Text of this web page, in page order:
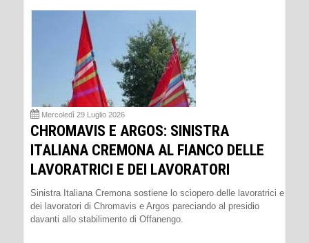
Mercoledì 29 Luglio 2026
CHROMAVIS E ARGOS: SINISTRA
ITALIANA CREMONA AL FIANCO DELLE
LAVORATRICI E DEI LAVORATORI
Sinistra Italiana Cremona sostiene lo sciopero delle lavoratrici e
dei lavoratori di Chromavis e Argos pareciando al presidio
davanti allo stabilimento di Offanengo.